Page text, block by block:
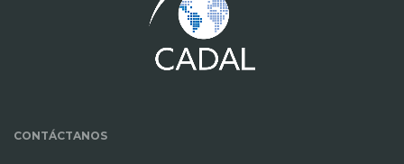
CONTÁCTANOS